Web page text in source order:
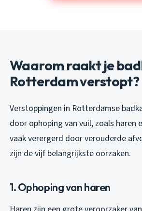
Waarom raakt je
Rotterdam verstopt?
Verstoppingen in Rotterdamse
door ophoping van vuil, zoals haren
vaak verergerd door verouderde
zijn de vijf belangrijkste oorzaken.
1. Ophoping van haren